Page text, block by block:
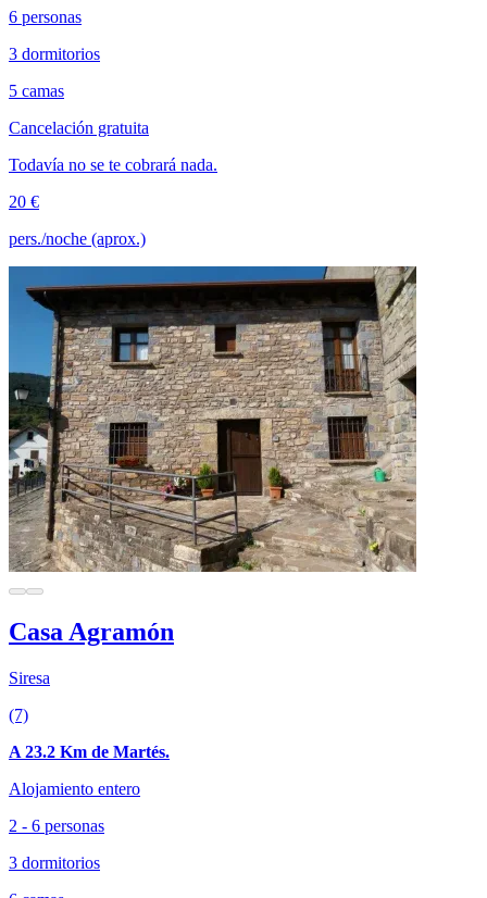
6 personas
3 dormitorios
5 camas
Cancelación gratuita
Todavía no se te cobrará nada.
20 €
pers./noche (aprox.)
Casa Agramón
Siresa
(7)
A 23.2 Km de Martés.
Alojamiento entero
2 - 6 personas
3 dormitorios